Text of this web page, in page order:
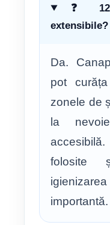
❓ 12.
extensibile?
Da.
pot
zonele de
la
folosite
importantă.